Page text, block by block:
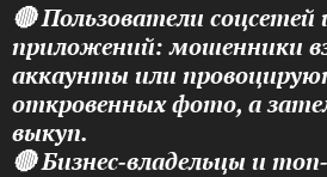
🔴 Пользователи
приложений: мошенники
аккаунты или
откровенных фото, а
выкуп.
🔴 Бизнес‑владельцы и